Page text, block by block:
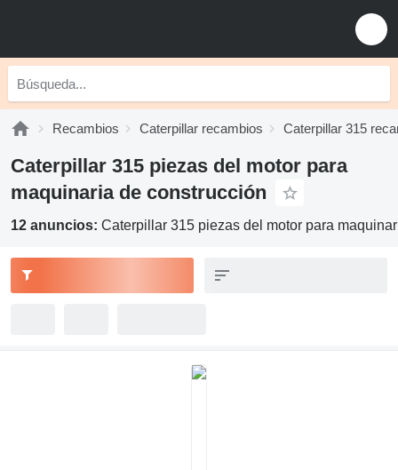
Recambios Caterpillar recambios Caterpillar 315
Caterpillar 315 piezas del motor para
maquinaria de construcción
12 anuncios: Caterpillar 315 piezas del motor para